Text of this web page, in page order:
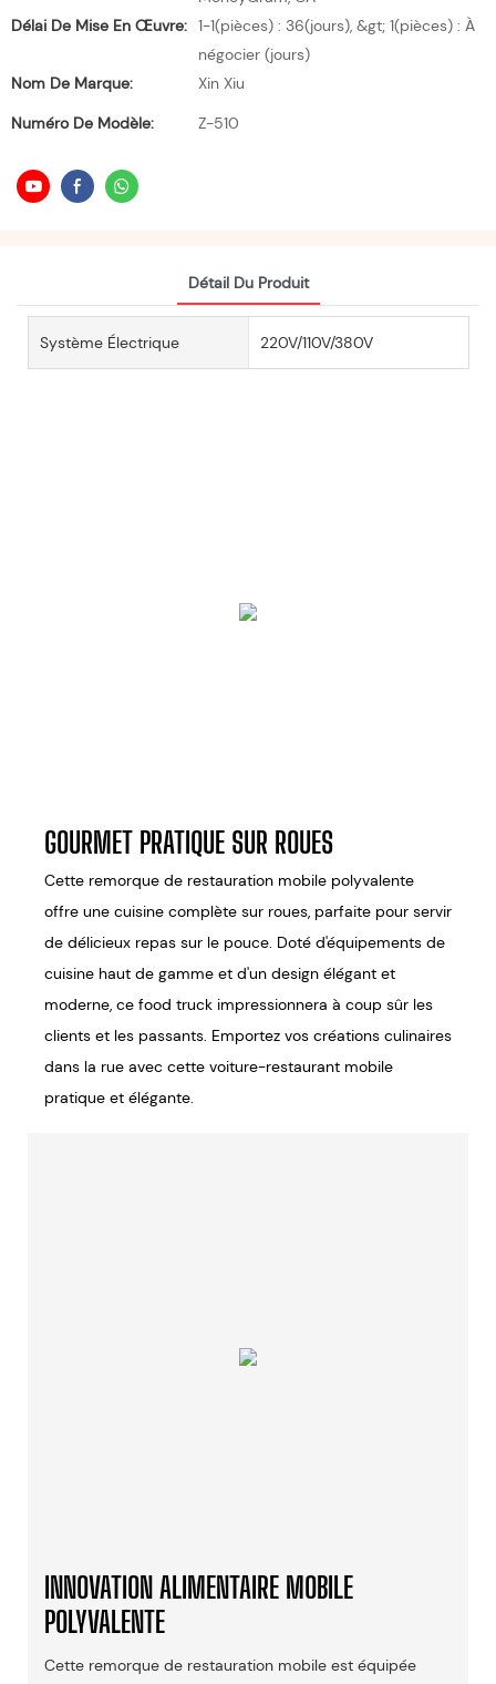
Délai De Mise En Œuvre: 1-1(pièces) : 36(jours), &gt; 1(pièces) : À
négocier (jours)
Nom De Marque:
Xin Xiu
Numéro De Modèle:
Z-510
Détail Du Produit
Système Électrique 220V/110V/380V
GOURMET PRATIQUE SUR ROUES
Cette remorque de restauration mobile polyvalente
offre une cuisine complète sur roues, parfaite pour servir
de délicieux repas sur le pouce. Doté d'équipements de
cuisine haut de gamme et d'un design élégant et
moderne, ce food truck impressionnera à coup sûr les
clients et les passants. Emportez vos créations culinaires
dans la rue avec cette voiture-restaurant mobile
pratique et élégante.
INNOVATION ALIMENTAIRE MOBILE
POLYVALENTE
Cette remorque de restauration mobile est équipée